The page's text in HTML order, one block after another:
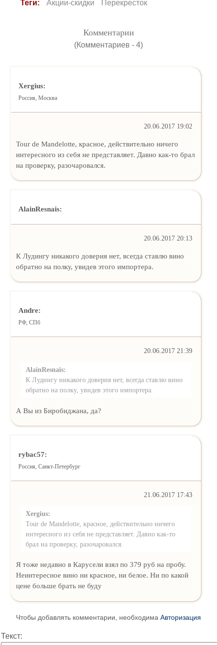
Теги: Акции-скидки Перекресток
Комментарии
(Комментариев - 4)
Xergius:
Россия, Москва
20.06.2017 19:02
Tour de Mandelotte, красное, действительно ничего
интересного из себя не представляет. Давно как-то брал
на проверку, разочаровался.
AlainResnais:
20.06.2017 20:13
К Лудингу никакого доверия нет, всегда ставлю вино
обратно на полку, увидев этого импортера.
Andre:
РФ, СПб
20.06.2017 21:39
AlainResnais:
К Лудингу никакого доверия нет, всегда ставлю вино
обратно на полку, увидев этого импортера.
А Вы из Биробиджана, да?
rybac57:
Россия, Санкт-Петербург
21.06.2017 17:43
Xergius:
Tour de Mandelotte, красное, действительно ничего
интересного из себя не представляет. Давно как-то
брал на проверку, разочаровался.
Я тоже недавно в Карусели взял по 379 руб на пробу.
Неинтересное вино ни красное, ни белое. Ни по какой
цене больше брать не буду
Чтобы добавлять комментарии, необходима Авторизация
Текст: